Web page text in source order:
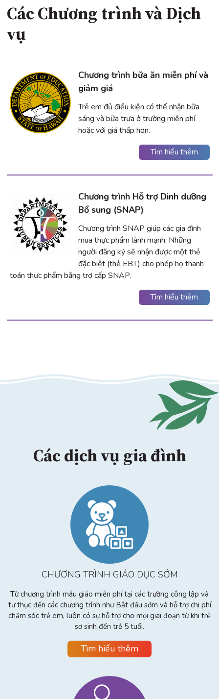
Các Chương trình và Dịch
vụ
Chương trình bữa ăn miễn phí và
giảm giá
Tìm hiểu thêm
Trẻ em đủ điều kiện có thể nhận bữa
sáng và bữa trưa ở trường miễn phí
hoặc với giá thấp hơn.
Chương trình Hỗ trợ Dinh dưỡng
Bổ sung (SNAP)
Tìm hiểu thêm
Chương trình SNAP giúp các gia đình
mua thực phẩm lành mạnh. Những
người đăng ký sẽ nhận được một thẻ
đặc biệt (thẻ EBT) cho phép họ thanh
toán thực phẩm bằng trợ cấp SNAP.
Các dịch vụ gia đình
CHƯƠNG TRÌNH GIÁO DỤC SỚM
Từ chương trình mẫu giáo miễn phí tại các trường công lập và
tư thục đến các chương trình như Bắt đầu sớm và hỗ trợ chi phí
chăm sóc trẻ em, luôn có sự hỗ trợ cho mọi giai đoạn từ khi trẻ
sơ sinh đến trẻ 5 tuổi.
Tìm hiểu thêm